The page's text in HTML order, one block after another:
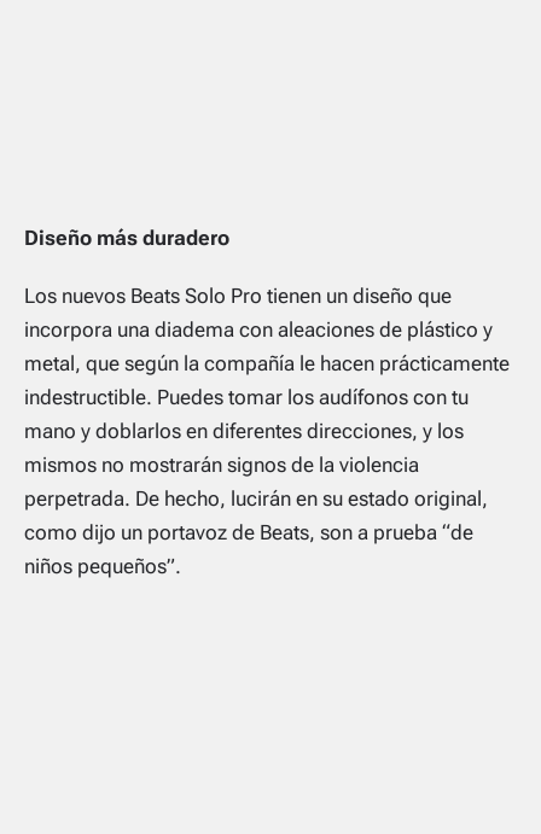
Diseño más duradero
Los nuevos Beats Solo Pro tienen un diseño que
incorpora una diadema con aleaciones de plástico y
metal, que según la compañía le hacen prácticamente
indestructible. Puedes tomar los audífonos con tu
mano y doblarlos en diferentes direcciones, y los
mismos no mostrarán signos de la violencia
perpetrada. De hecho, lucirán en su estado original,
como dijo un portavoz de Beats, son a prueba “de
niños pequeños”.